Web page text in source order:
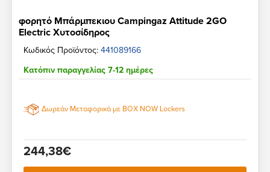
φορητό Mπάρμπεκιου Campingaz Attitude 2GO
Electric Χυτοσίδηρος
Κωδικός Προϊόντος: 441089166
Κατόπιν παραγγελίας 7-12 ημέρες
Δωρεάν Μεταφορικά με BOX NOW Lockers
244,38€